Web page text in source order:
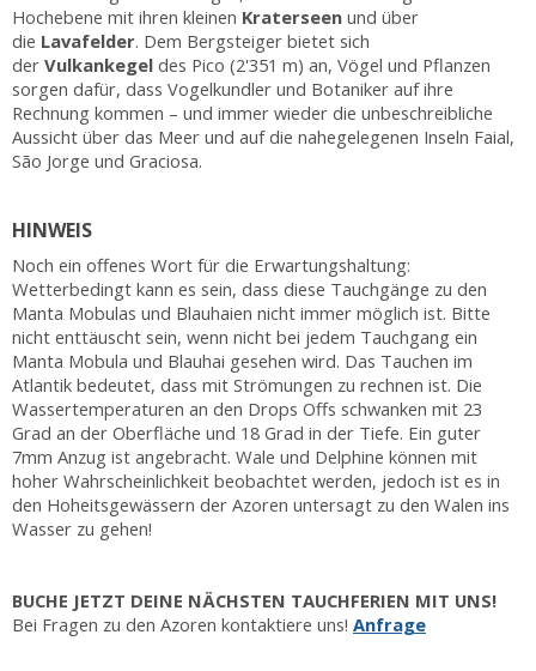
Hochebene mit ihren kleinen Kraterseen und über
die Lavafelder. Dem Bergsteiger bietet sich
der Vulkankegel des Pico (2'351 m) an, Vögel und Pflanzen
sorgen dafür, dass Vogelkundler und Botaniker auf ihre
Rechnung kommen – und immer wieder die unbeschreibliche
Aussicht über das Meer und auf die nahegelegenen Inseln Faial,
São Jorge und Graciosa.
HINWEIS
Noch ein offenes Wort für die Erwartungshaltung:
Wetterbedingt kann es sein, dass diese Tauchgänge zu den
Manta Mobulas und Blauhaien nicht immer möglich ist. Bitte
nicht enttäuscht sein, wenn nicht bei jedem Tauchgang ein
Manta Mobula und Blauhai gesehen wird. Das Tauchen im
Atlantik bedeutet, dass mit Strömungen zu rechnen ist. Die
Wassertemperaturen an den Drops Offs schwanken mit 23
Grad an der Oberfläche und 18 Grad in der Tiefe. Ein guter
7mm Anzug ist angebracht. Wale und Delphine können mit
hoher Wahrscheinlichkeit beobachtet werden, jedoch ist es in
den Hoheitsgewässern der Azoren untersagt zu den Walen ins
Wasser zu gehen!
BUCHE JETZT DEINE NÄCHSTEN TAUCHFERIEN MIT UNS!
Bei Fragen zu den Azoren kontaktiere uns! Anfrage